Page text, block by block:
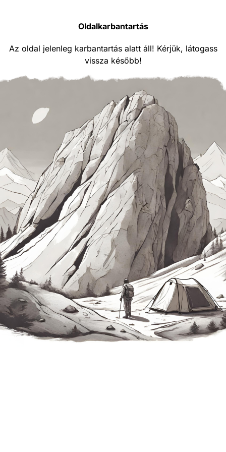
Oldalkarbantartás
Az oldal jelenleg karbantartás alatt áll! Kérjük, látogass
vissza később!